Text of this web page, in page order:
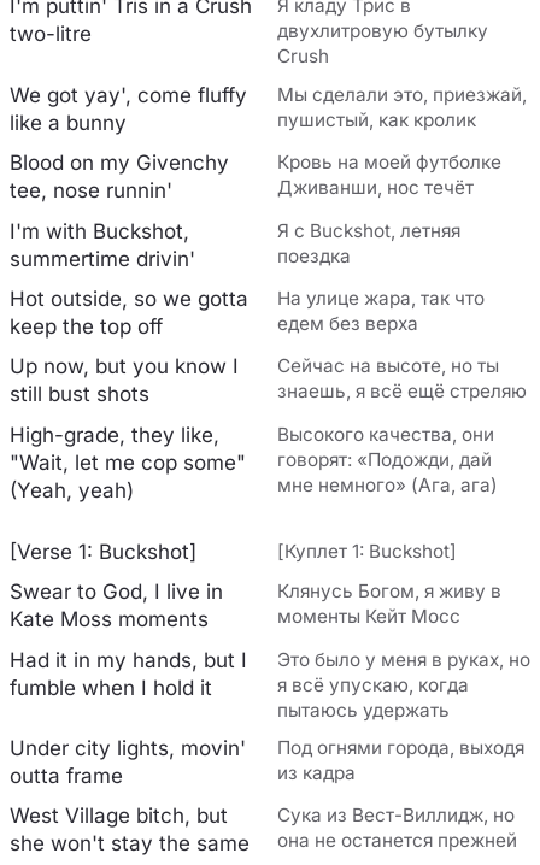
I'm puttin' Tris in a Crush
two-litre
Я кладу Трис в
двухлитровую бутылку
Crush
We got yay', come fluffy
like a bunny
Мы сделали это, приезжай,
пушистый, как кролик
Blood on my Givenchy
tee, nose runnin'
Кровь на моей футболке
Дживанши, нос течёт
I'm with Buckshot,
summertime drivin'
Я с Buckshot, летняя
поездка
Hot outside, so we gotta
keep the top off
На улице жара, так что
едем без верха
Up now, but you know I
still bust shots
Сейчас на высоте, но ты
знаешь, я всё ещё стреляю
High-grade, they like,
"Wait, let me cop some"
(Yeah, yeah)
Высокого качества, они
говорят: «Подожди, дай
мне немного» (Ага, ага)
[Verse 1: Buckshot] [Куплет 1: Buckshot]
Swear to God, I live in
Kate Moss moments
Клянусь Богом, я живу в
моменты Кейт Мосс
Had it in my hands, but I
fumble when I hold it
Это было у меня в руках, но
я всё упускаю, когда
пытаюсь удержать
Under city lights, movin'
outta frame
Под огнями города, выходя
из кадра
West Village bitch, but
she won't stay the same
Сука из Вест-Виллидж, но
она не останется прежней